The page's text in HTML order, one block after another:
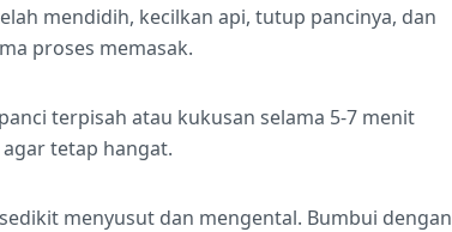
mendidih, kecilkan api, tutup pancinya, dan
proses memasak.
terpisah atau kukusan selama 5-7 menit
tetap hangat.
menyusut dan mengental. Bumbui dengan